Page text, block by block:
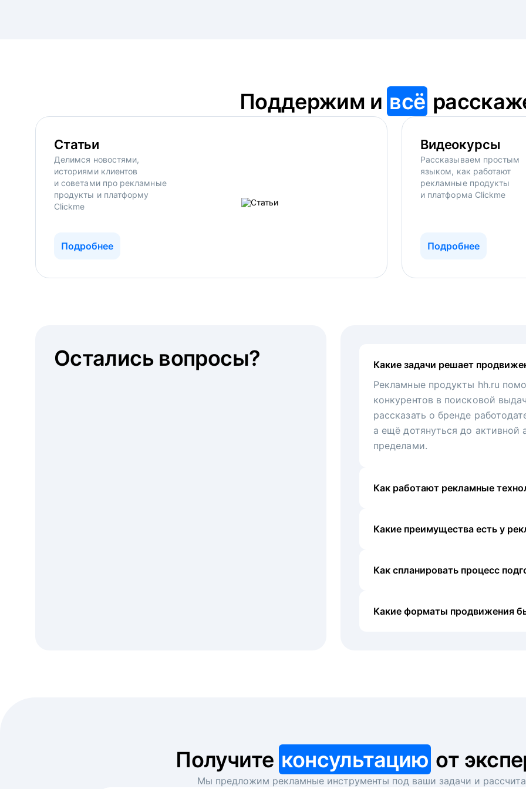
Поддержим и всё
Статьи
Делимся новостями,
историями клиентов
и советами про рекламные
продукты и платформу
Clickme
Подробнее
Видеокурсы
Рассказываем простым
языком, как работают
рекламные продукты
и платформа Clickme
Подробнее
Какие задачи решает
Рекламные продукты hh.ru
конкурентов в поисковой
рассказать о бренде
а ещё дотянуться до активной
пределами.
Как работают рекламные
Какие преимущества есть у
Как спланировать процесс
Какие форматы продвижения
Остались вопросы?
Получите консультацию от
Мы предложим рекламные инструменты под ваши задачи и